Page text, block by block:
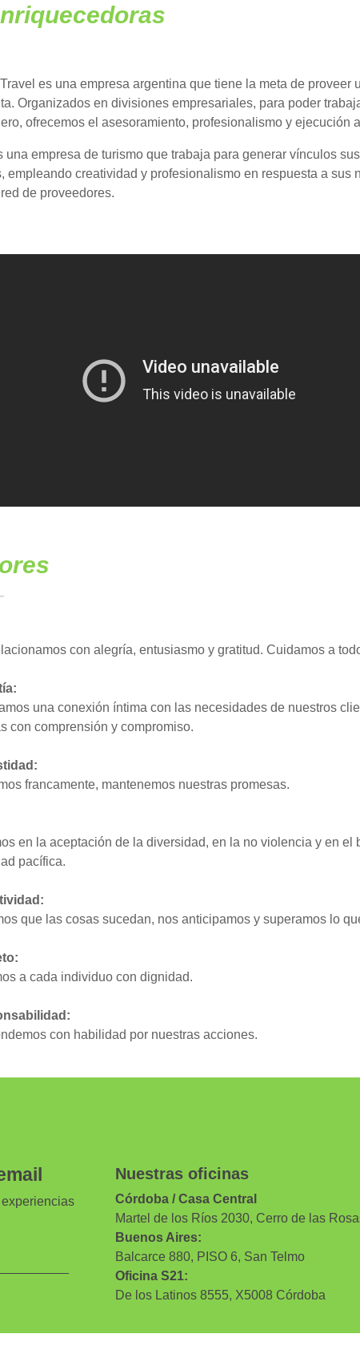
es una empresa argentina que tiene la meta de
Organizados en divisiones empresariales, para poder
ofrecemos el asesoramiento, profesionalismo y ejecución
una empresa de turismo que trabaja para generar vínculos
empleando creatividad y profesionalismo en respuesta a sus
de proveedores.
con alegría, entusiasmo y gratitud. Cuidamos a
una conexión íntima con las necesidades de nuestros
con comprensión y compromiso.
francamente, mantenemos nuestras promesas.
en la aceptación de la diversidad, en la no violencia y en
pacífica.
que las cosas sucedan, nos anticipamos y superamos lo
a cada individuo con dignidad.
con habilidad por nuestras acciones.
Nuestras oficinas
Córdoba / Casa Central
Martel de los Ríos 2030, Cerro de las
Buenos Aires:
Balcarce 880, PISO 6, San Telmo
Oficina S21:
De los Latinos 8555, X5008 Córdoba